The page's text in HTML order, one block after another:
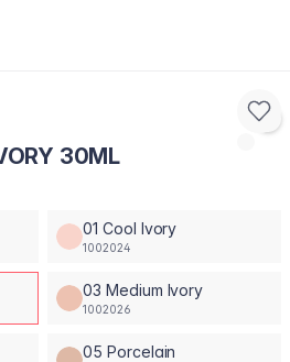
30ML
01 Cool Ivory
1002024
03 Medium Ivory
1002026
05 Porcelain